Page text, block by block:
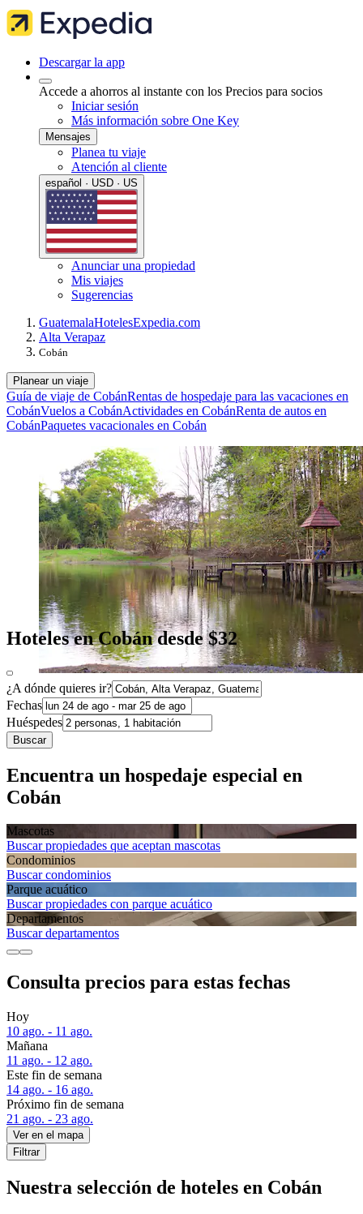
Descargar la app
Accede a ahorros al instante con los Precios para socios
Iniciar sesión
Más información sobre One Key
Mensajes
Planea tu viaje
Atención al cliente
español · USD · US
Anunciar una propiedad
Mis viajes
Sugerencias
GuatemalaHotelesExpedia.com
Alta Verapaz
Cobán
Planear un viaje
Guía de viaje de CobánRentas de hospedaje para las vacaciones en
CobánVuelos a CobánActividades en CobánRenta de autos en
CobánPaquetes vacacionales en Cobán
Hoteles en Cobán desde $32
¿A dónde quieres ir?
Fechas
Huéspedes
Buscar
Encuentra un hospedaje especial en
Cobán
Mascotas
Buscar propiedades que aceptan mascotas
Condominios
Buscar condominios
Parque acuático
Buscar propiedades con parque acuático
Departa­mentos
Buscar departamentos
Consulta precios para estas fechas
Hoy
10 ago. - 11 ago.
Mañana
11 ago. - 12 ago.
Este fin de semana
14 ago. - 16 ago.
Próximo fin de semana
21 ago. - 23 ago.
Ver en el mapa
Filtrar
Nuestra selección de hoteles en Cobán